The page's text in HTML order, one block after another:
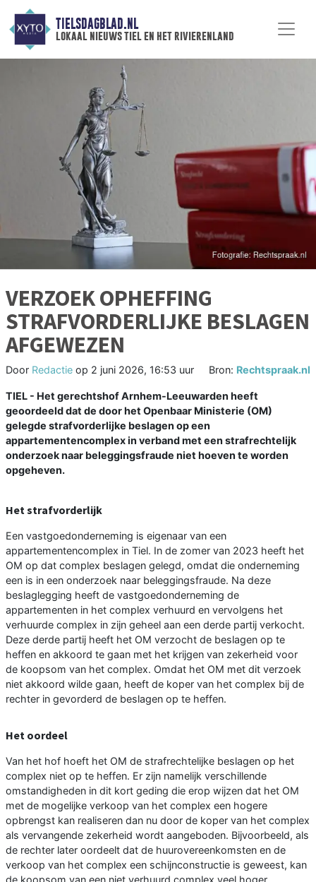
TIELSDAGBLAD.NL
lokaal nieuws tiel en het rivierenland
VERZOEK OPHEFFING
STRAFVORDERLIJKE BESLAGEN
AFGEWEZEN
Door Redactie op 2 juni 2026, 16:53 uur Bron: Rechtspraak.nl
TIEL - Het gerechtshof Arnhem-Leeuwarden heeft
geoordeeld dat de door het Openbaar Ministerie (OM)
gelegde strafvorderlijke beslagen op een
appartementencomplex in verband met een strafrechtelijk
onderzoek naar beleggingsfraude niet hoeven te worden
opgeheven.
Het strafvorderlijk
Een vastgoedonderneming is eigenaar van een
appartementencomplex in Tiel. In de zomer van 2023 heeft het
OM op dat complex beslagen gelegd, omdat die onderneming
een is in een onderzoek naar beleggingsfraude. Na deze
beslaglegging heeft de vastgoedonderneming de
appartementen in het complex verhuurd en vervolgens het
verhuurde complex in zijn geheel aan een derde partij verkocht.
Deze derde partij heeft het OM verzocht de beslagen op te
heffen en akkoord te gaan met het krijgen van zekerheid voor
de koopsom van het complex. Omdat het OM met dit verzoek
niet akkoord wilde gaan, heeft de koper van het complex bij de
rechter in gevorderd de beslagen op te heffen.
Het oordeel
Van het hof hoeft het OM de strafrechtelijke beslagen op het
complex niet op te heffen. Er zijn namelijk verschillende
omstandigheden in dit kort geding die erop wijzen dat het OM
met de mogelijke verkoop van het complex een hogere
opbrengst kan realiseren dan nu door de koper van het complex
als vervangende zekerheid wordt aangeboden. Bijvoorbeeld, als
de rechter later oordeelt dat de huurovereenkomsten en de
verkoop van het complex een schijnconstructie is geweest, kan
de koopsom van een niet verhuurd complex veel hoger